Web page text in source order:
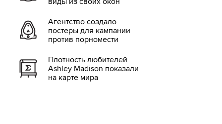
Агентство создало
постеры для кампании
против порномести
Плотность любителей
Ashley Madison показали
на карте мира